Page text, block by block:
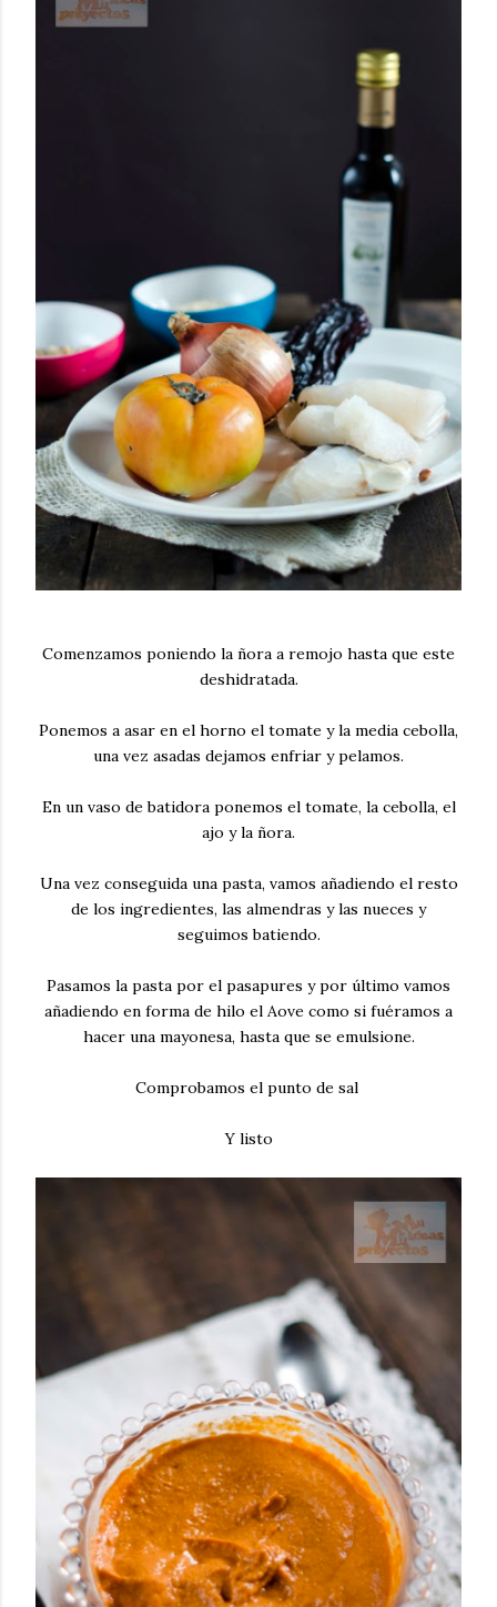
Comenzamos poniendo la ñora a remojo hasta que este
deshidratada.
Ponemos a asar en el horno el tomate y la media cebolla,
una vez asadas dejamos enfriar y pelamos.
En un vaso de batidora ponemos el tomate, la cebolla, el
ajo y la ñora.
Una vez conseguida una pasta, vamos añadiendo el resto
de los ingredientes, las almendras y las nueces y
seguimos batiendo.
Pasamos la pasta por el pasapures y por último vamos
añadiendo en forma de hilo el Aove como si fuéramos a
hacer una mayonesa, hasta que se emulsione.
Comprobamos el punto de sal
Y listo